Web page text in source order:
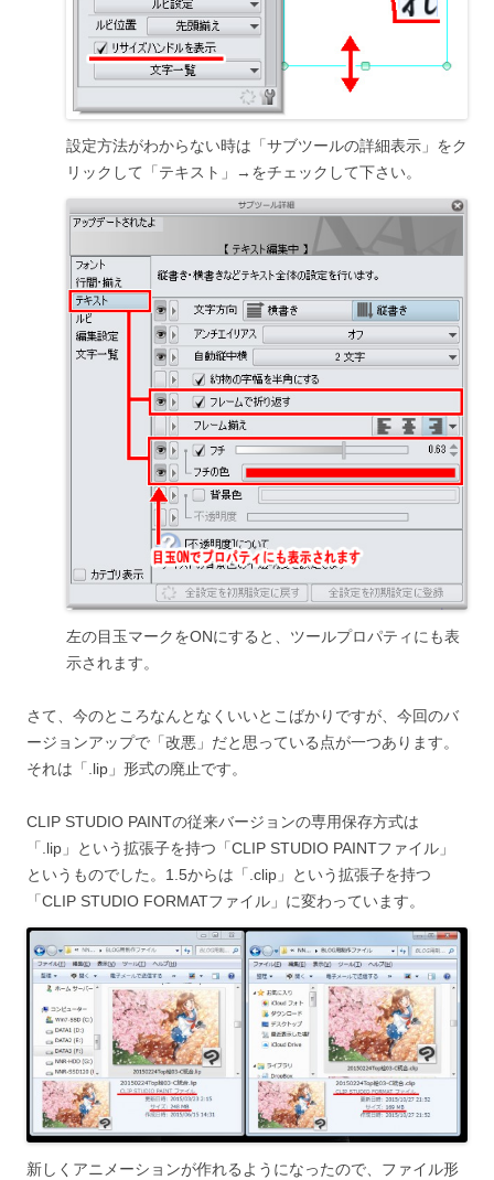
設定方法がわからない時は「サブツールの詳細表示」をク
リックして「テキスト」→をチェックして下さい。
左の目玉マークをONにすると、ツールプロパティにも表
示されます。
さて、今のところなんとなくいいとこばかりですが、今回のバ
ージョンアップで「改悪」だと思っている点が一つあります。
それは「.lip」形式の廃止です。
CLIP STUDIO PAINTの従来バージョンの専用保存方式は
「.lip」という拡張子を持つ「CLIP STUDIO PAINTファイル」
というものでした。1.5からは「.clip」という拡張子を持つ
「CLIP STUDIO FORMATファイル」に変わっています。
新しくアニメーションが作れるようになったので、ファイル形